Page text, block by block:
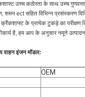
उच्च कठोरता के साथ उच्च
शमन ect सहित विभिन्न प्रसंस्करण
के प्रत्येक टुकड़े का परीक्षण
है, हम आप के अनुसार नमूने
वाहन इंजन मॉडल:
OEM